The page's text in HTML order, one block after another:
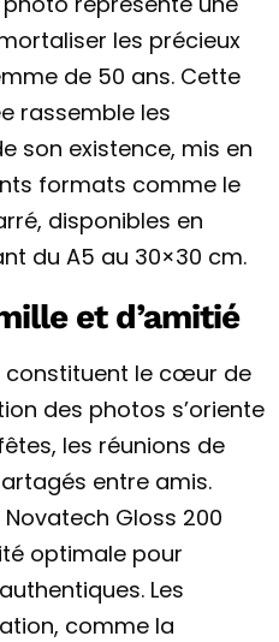
les précieux
de 50 ans. Cette
rassemble les
son existence, mis en
formats comme le
disponibles en
du A5 au 30×30 cm.
et d’amitié
constituent le cœur de
des photos s’oriente
les réunions de
entre amis.
Novatech Gloss 200
optimale pour
Les
comme la